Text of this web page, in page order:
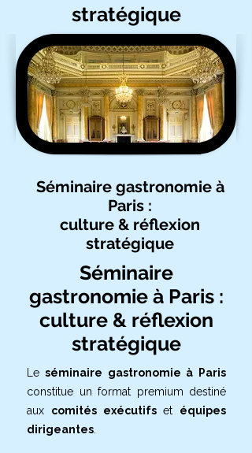
stratégique
Séminaire gastronomie à
Paris :
culture & réflexion
stratégique
Séminaire
gastronomie à Paris :
culture & réflexion
stratégique
Le séminaire gastronomie à Paris
constitue un format premium destiné
aux comités exécutifset équipes
dirigeantes